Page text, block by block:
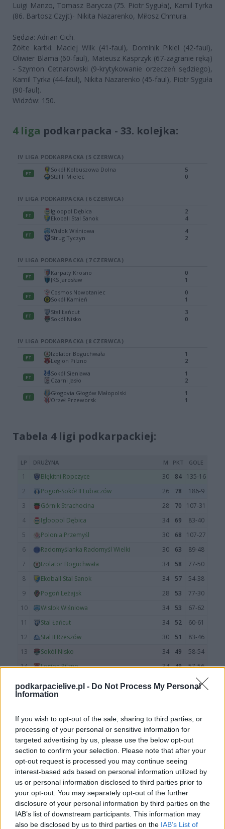
podkarpacielive.pl - Do Not Process My Personal
Information
If you wish to opt-out of the sale, sharing to third parties, or
processing of your personal or sensitive information for
targeted advertising by us, please use the below opt-out
section to confirm your selection. Please note that after your
opt-out request is processed you may continue seeing
interest-based ads based on personal information utilized by
us or personal information disclosed to third parties prior to
your opt-out. You may separately opt-out of the further
disclosure of your personal information by third parties on the
IAB’s list of downstream participants. This information may
also be disclosed by us to third parties on the IAB’s List of
Luigi Manzo, Tomasz Barycza (75. Piotr Syguła), Kamil Tyrka
(86. Bartosz Czyjt)- Nikita Nazarenko, Miłosz Chmura.
Sędzia: Adrian Cich.
Żółte kartki: Maciej Wilk (41-faul), Dominik Pikiel (42-faul),
Oliwier Blama (60-faul), Mateusz Kasprzyk (67-zagranie ręką)
- Szymon Cetnarowski (9-krytykowanie orzeczeń sędziego),
Kamil Tyrka (44-faul), Nikita Nazarenko (45-faul), Piotr Syguła
(90-faul).
Widzów: 150.
4 liga podkarpacka - 33. kolejka:
Tabela 4 ligi podkarpackiej:
Więcej o lidze:IV liga podkarpacka
CZYTAJ TAKŻE